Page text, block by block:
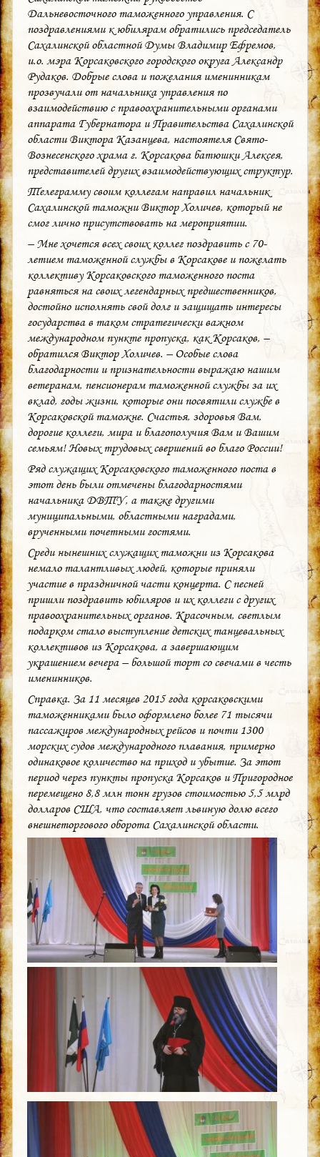
Дальневосточного таможенного управления. С
поздравлениями к юбилярам обратились председатель
Сахалинской областной Думы Владимир Ефремов,
и.о. мэра Корсаковского городского округа Александр
Рудаков. Добрые слова и пожелания именинникам
прозвучали от начальника управления по
взаимодействию с правоохранительными органами
аппарата Губернатора и Правительства Сахалинской
области Виктора Казанцева, настоятеля Свято-
Вознесенского храма г. Корсакова батюшки Алексея,
представителей других взаимодействующих структур.
Телеграмму своим коллегам направил начальник
Сахалинской таможни Виктор Холичев, который не
смог лично присутствовать на мероприятии.
– Мне хочется всех своих коллег поздравить с 70-
летием таможенной службы в Корсакове и пожелать
коллективу Корсаковского таможенного поста
равняться на своих легендарных предшественников,
достойно исполнять свой долг и защищать интересы
государства в таком стратегически важном
международном пункте пропуска, как Корсаков, –
обратился Виктор Холичев. – Особые слова
благодарности и признательности выражаю нашим
ветеранам, пенсионерам таможенной службы за их
вклад, годы жизни, которые они посвятили службе в
Корсаковской таможне. Счастья, здоровья Вам,
дорогие коллеги, мира и благополучия Вам и Вашим
семьям! Новых трудовых свершений во благо России!
Ряд служащих Корсаковского таможенного поста в
этот день были отмечены благодарностями
начальника ДВТУ, а также другими
муниципальными, областными наградами,
врученными почетными гостями.
Среди нынешних служащих таможни из Корсакова
немало талантливых людей, которые приняли
участие в праздничной части концерта. С песней
пришли поздравить юбиляров и их коллеги с других
правоохранительных органов. Красочным, светлым
подарком стало выступление детских танцевальных
коллективов из Корсакова, а завершающим
украшением вечера – большой торт со свечами в честь
именинников.
Справка. За 11 месяцев 2015 года корсаковскими
таможенниками было оформлено более 71 тысячи
пассажиров международных рейсов и почти 1300
морских судов международного плавания, примерно
одинаковое количество на приход и убытие. За этот
период через пункты пропуска Корсаков и Пригородное
перемещено 8,8 млн тонн грузов стоимостью 5,5 млрд
долларов США, что составляет львиную долю всего
внешнеторгового оборота Сахалинской области.